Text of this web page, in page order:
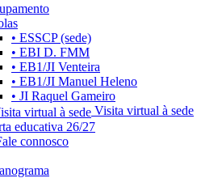
• ESSCP (sede)
• EBI D. FMM
• EB1/JI Venteira
• EB1/JI Manuel Heleno
• JI Raquel Gameiro
Visita virtual à sede
educativa 26/27
connosco